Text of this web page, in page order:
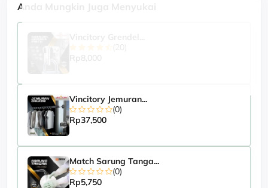
Anda Mungkin Juga Menyukai
Rp8,000
Vincitory Jemuran...
(0)
Rp37,500
Match Sarung Tanga...
(0)
Rp5,750